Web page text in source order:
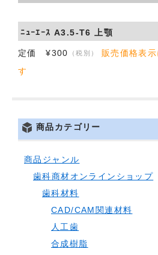
ﾆｭｰｴｰｽ A3.5-T6 上顎
定価 ¥300 （税別）
販売価格表
す
商品カテゴリー
商品ジャンル
歯科商材オンラインショップ
歯科材料
CAD/CAM関連材料
人工歯
合成樹脂